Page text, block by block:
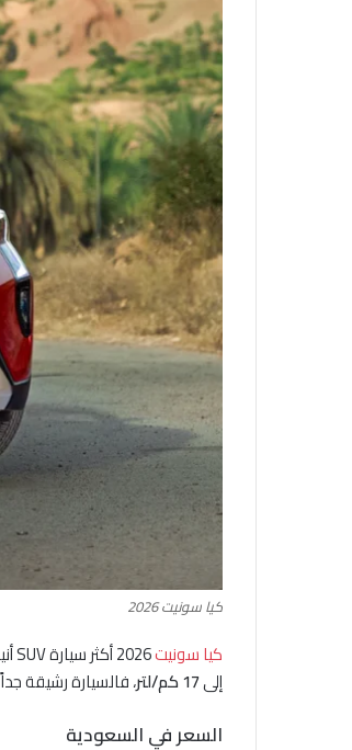
كيا سونيت 2026
كيا سونيت
إلى17 كم/لتر ، فالسيارة رشيقة
السعر في السعودية